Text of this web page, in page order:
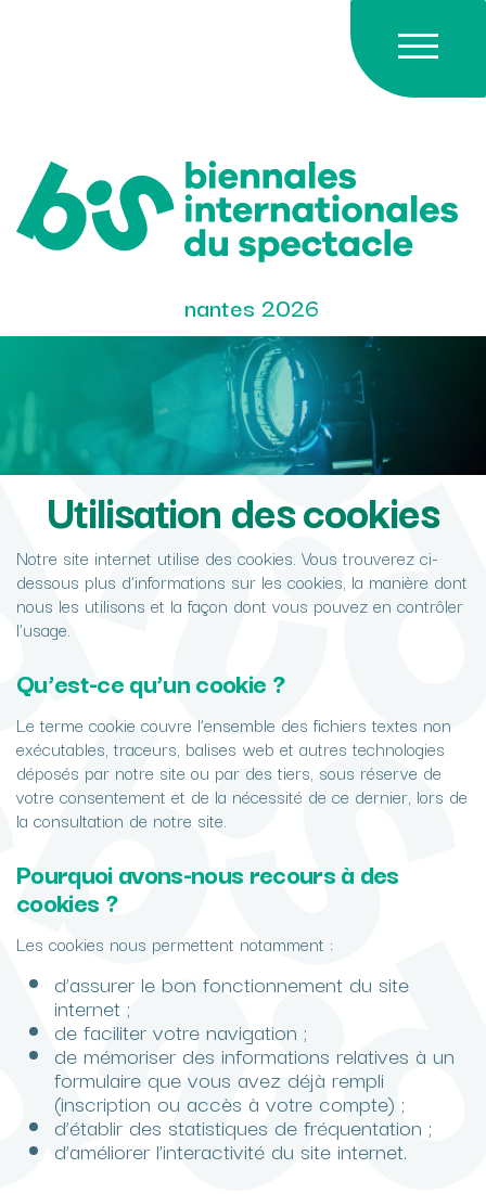
nantes 2026
Utilisation des cookies
Notre site internet utilise des cookies. Vous trouverez ci-
dessous plus d’informations sur les cookies, la manière dont
nous les utilisons et la façon dont vous pouvez en contrôler
l’usage.
Qu’est-ce qu’un cookie ?
Le terme cookie couvre l’ensemble des fichiers textes non
exécutables, traceurs, balises web et autres technologies
déposés par notre site ou par des tiers, sous réserve de
votre consentement et de la nécessité de ce dernier, lors de
la consultation de notre site.
Pourquoi avons-nous recours à des
cookies ?
Les cookies nous permettent notamment :
d’assurer le bon fonctionnement du site
internet ;
de faciliter votre navigation ;
de mémoriser des informations relatives à un
formulaire que vous avez déjà rempli
(inscription ou accès à votre compte) ;
d’établir des statistiques de fréquentation ;
d’améliorer l’interactivité du site internet.